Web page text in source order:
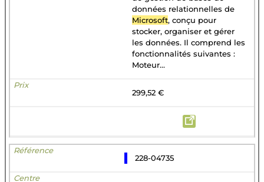
données relationnelles de
Microsoft, conçu pour
stocker, organiser et gérer
les données. Il comprend les
fonctionnalités suivantes :
Moteur...
299,52 €
228-04735